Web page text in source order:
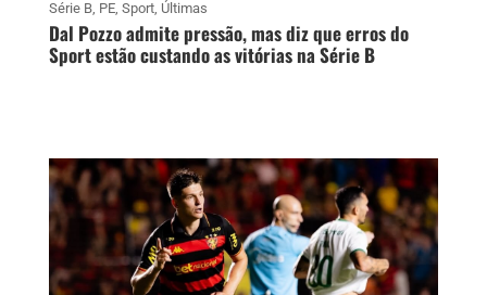
Série B, PE, Sport, Últimas
Dal Pozzo admite pressão, mas diz que erros do
Sport estão custando as vitórias na Série B